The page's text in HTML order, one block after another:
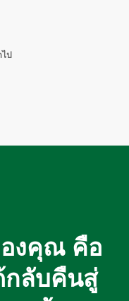
ไป
งคุณ คือ
กลับคืนสู่